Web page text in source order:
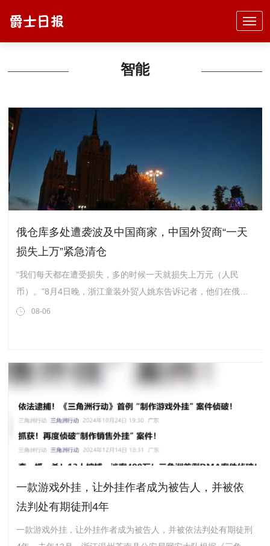
智能
俄仓库多处遭袭波及中国商家，中国外贸商“一天
损失上万”紧急清仓
“我们每天都在遭受损失，多的时候一天就损失上万元（人民
币）。”8月4日晚，浙江童装外贸人姚东告诉记者，他们在俄罗
斯‌Wildberries（中文名“野莓”）多地仓库有共计价值上百万元的
08-06
一款游戏外挂，让外挂作者成为被告人，并被依
法判处有期徒刑4年
一款游戏外挂，让外挂作者成为被告人，并被依法判处有期徒刑